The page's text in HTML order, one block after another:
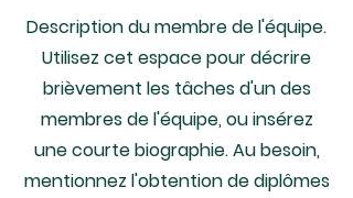
Description du membre de l'équipe.
Utilisez cet espace pour décrire
brièvement les tâches d'un des
membres de l'équipe, ou insérez
une courte biographie. Au besoin,
mentionnez l'obtention de diplômes